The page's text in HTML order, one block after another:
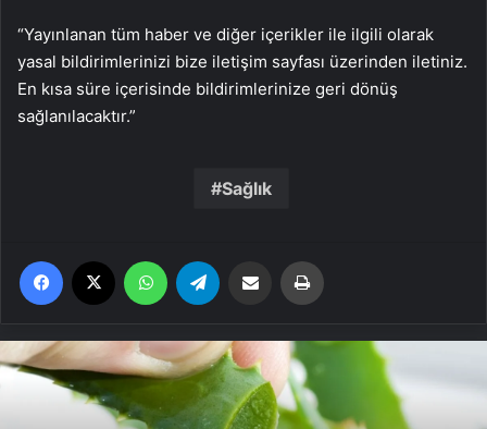
“Yayınlanan tüm haber ve diğer içerikler ile ilgili olarak
yasal bildirimlerinizi bize iletişim sayfası üzerinden iletiniz.
En kısa süre içerisinde bildirimlerinize geri dönüş
sağlanılacaktır.”
Sağlık
Facebook WhatsApp Email'den paylaş